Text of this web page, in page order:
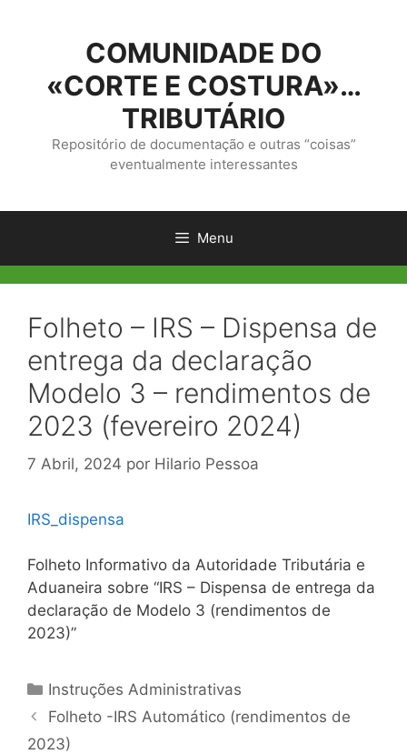
conteúdo
COMUNIDADE DO
«CORTE E COSTURA»…
TRIBUTÁRIO
Repositório de documentação e outras “coisas”
eventualmente interessantes
Menu
Folheto – IRS – Dispensa de
entrega da declaração
Modelo 3 – rendimentos de
2023 (fevereiro 2024)
7 Abril, 2024 por Hilario Pessoa
IRS_dispensa
Folheto Informativo da Autoridade Tributária e
Aduaneira sobre “IRS – Dispensa de entrega da
declaração de Modelo 3 (rendimentos de
2023)”
Categorias
Instruções Administrativas
Navegação
de
Folheto -IRS Automático (rendimentos de
2023)